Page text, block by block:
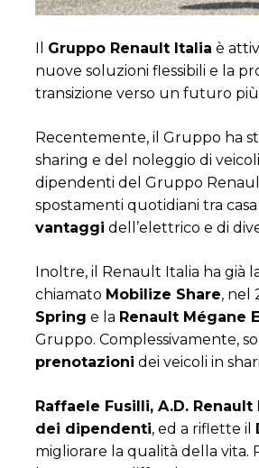
Gruppo Renault Italia è
nuove soluzioni flessibili e la
transizione verso un futuro
Recentemente, il Gruppo ha
sharing e del noleggio di
dipendenti del Gruppo
spostamenti quotidiani tra
vantaggi dell’elettrico e di
Inoltre, il Renault Italia ha già
chiamato Mobilize Share, nel
Spring e la Renault Mégane
Gruppo. Complessivamente,
prenotazioni dei veicoli in
Raffaele Fusilli, A.D. Renault
dei dipendenti, ed a riflette il
migliorare la qualità della